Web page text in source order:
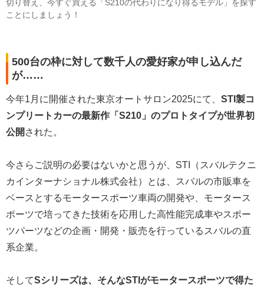
切り替え、今すぐ買える「S210の代わりになり得るモデル」を探す
ことにしましょう！
500台の枠に対して数千人の愛好家が申し込んだ
が……
今年1月に開催された東京オートサロン2025にて、 STI製コ
ンプリートカーの最新作「S210」のプロトタイプが世界初
公開 された。
今さらご説明の必要はないかと思うが、STI（スバルテクニ
カインターナショナル株式会社）とは、スバルの市販車を
ベースとするモータースポーツ車両の開発や、モータース
ポーツで培ってきた技術を応用した高性能完成車やスポー
ツパーツなどの企画・開発・販売を行っているスバルの直
系企業。
そしてSシリーズは、そんなSTIがモータースポーツで得た